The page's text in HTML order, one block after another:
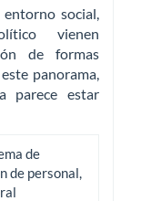
social,
vienen
de formas
panorama,
parece estar
de
personal,